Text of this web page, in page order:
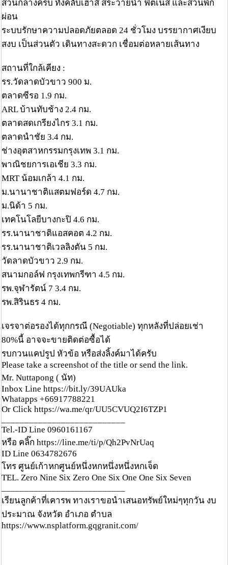
ส่วนกลางครบ ทั้งคลับเฮาส์ สระว่ายน้ำ ฟิตเนส และสวนพัก
ผ่อน
ระบบรักษาความปลอดภัยตลอด 24 ชั่วโมง บรรยากาศเงียบ
สงบ เป็นส่วนตัว เดินทางสะดวก เชื่อมต่อหลายเส้นทาง
สถานที่ใกล้เคียง :
รร.วัดลาดบัวขาว 900 ม.
ตลาดซีรอ 1.9 กม.
ARL บ้านทับช้าง 2.4 กม.
ตลาดสดเกรียงไกร 3.1 กม.
ตลาดนำชัย 3.4 กม.
ช่างอุตสาหกรรมกรุงเทพ 3.1 กม.
พาณิชยการเอเชีย 3.3 กม.
MRT น้อมเกล้า 4.1 กม.
ม.นานาชาติแสตมฟอร์ด 4.7 กม.
ม.นิด้า 5 กม.
เทคโนโลยีบางกะปิ 4.6 กม.
รร.นานาชาติแอสคอต 4.2 กม.
รร.นานาชาติเวลลิงตัน 5 กม.
วัดลาดบัวขาว 2.9 กม.
สนามกอล์ฟ กรุงเทพกรีฑา 4.5 กม.
รพ.จุฬารัตน์ 7 3.4 กม.
รพ.สิรินธร 4 กม.
เจรจาต่อรองได้ทุกกรณี (Negotiable) ทุกหลังที่ปล่อยเช่า
80%นี้ อาจจะขายติดต่อซื้อได้
รบกวนแคปรูป หัวข้อ หรือส่งลิ้งค์มาได้ครับ
Please take a screenshot of the title or send the link.
Mr. Nuttapong ( นัท)
Inbox Line https://bit.ly/39UAUka
Whatapps +66917788221
Or Click https://wa.me/qr/UU5CVUQ2I6TZP1
Tel.-ID Line 0960161167
หรือ คลิ๊ก https://line.me/ti/p/Qh2PvNrUaq
ID Line 0634782676
โทร ศูนย์เก้าหกศูนย์หนึ่งหกหนึ่งหนึ่งหกเจ็ด
TEL. Zero Nine Six Zero One Six One One Six Seven
เรียนลูกค้าที่เคารพ ทางเราขอนำเสนอทรัพย์ใหม่ๆทุกวัน งบ
ประมาณ จังหวัด อำเภอ ตำบล
https://www.nsplatform.gqgranit.com/